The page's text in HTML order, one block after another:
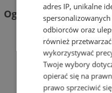
Ogłoszenia
adres IP, unikalne
odbiorców oraz
również
wykorzystywać
Twoje wybory
opierać się na
prawo sprzeciwić